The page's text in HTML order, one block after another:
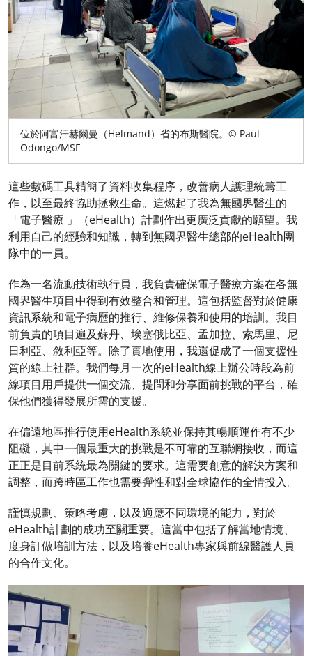
位於阿富汗赫爾曼（Helmand）省的布斯醫院。© Paul
Odongo/MSF
這些數碼工具精簡了資料收集程序，改善病人護理統籌工
作，以至最終協助拯救生命。這燃起了我為無國界醫生的
「電子醫療 」（eHealth）計劃作出更廣泛貢獻的願望。我
利用自己的經驗和知識，轉到無國界醫生總部的eHealth團
隊中的一員。
作為一名流動技術執行員，我負責確保電子醫療方案在各無
國界醫生項目中得到有效整合和管理。這包括監督對於健康
資訊系統和電子病歷的推行、維修保養和使用的培訓。我目
前負責的項目遍及蘇丹、埃塞俄比亞、孟加拉、索馬里、尼
日利亞、敘利亞等。除了實地使用，我還促成了一個支援性
質的線上社群。我們每月一次的eHealth線上辦公時段為前
線項目用戶提供一個交流、提問和分享面前挑戰的平台，確
保他們獲得發展所需的支援。
在偏遠地區推行使用eHealth系統並保持其暢順運作有不少
阻礙，其中一個最重大的挑戰是不可靠的互聯網接收，而這
正正是目前系統最為關鍵的要求。這需要創意的解決方案和
調整，而跨時區工作也需要彈性和對全球協作的全情投入。
謹慎規劃、策略考慮，以及適應不同環境的能力，對於
eHealth計劃的成功至關重要。這當中包括了解當地情境、
度身訂做培訓方法，以及培養eHealth專家與前線醫護人員
的合作文化。